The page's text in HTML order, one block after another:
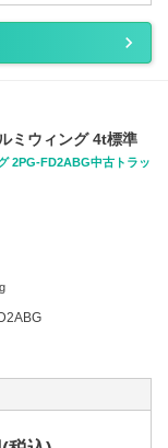
ミウィング 4t標準
2PG-FD2ABG中古トラッ